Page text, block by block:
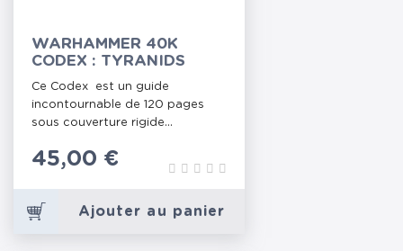
WARHAMMER 40K
CODEX : TYRANIDS
Ce Codex est un guide
incontournable de 120 pages
sous couverture rigide...
Prix
45,00 €
Ajouter au panier